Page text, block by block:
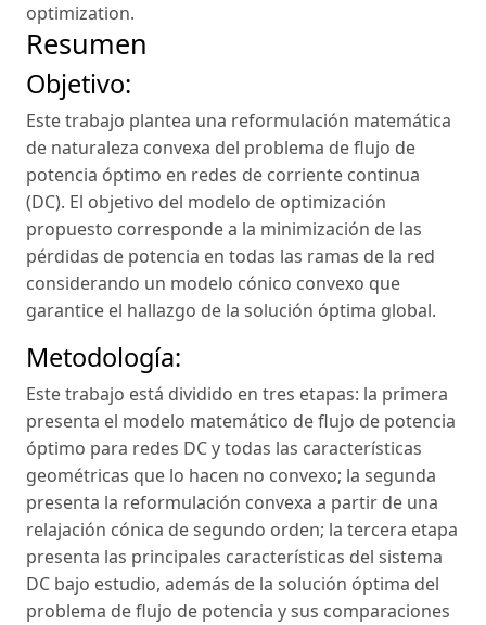
optimization.
Resumen
Objetivo:
Este trabajo plantea una reformulación matemática
de naturaleza convexa del problema de flujo de
potencia óptimo en redes de corriente continua
(DC). El objetivo del modelo de optimización
propuesto corresponde a la minimización de las
pérdidas de potencia en todas las ramas de la red
considerando un modelo cónico convexo que
garantice el hallazgo de la solución óptima global.
Metodología:
Este trabajo está dividido en tres etapas: la primera
presenta el modelo matemático de flujo de potencia
óptimo para redes DC y todas las características
geométricas que lo hacen no convexo; la segunda
presenta la reformulación convexa a partir de una
relajación cónica de segundo orden; la tercera etapa
presenta las principales características del sistema
DC bajo estudio, además de la solución óptima del
problema de flujo de potencia y sus comparaciones